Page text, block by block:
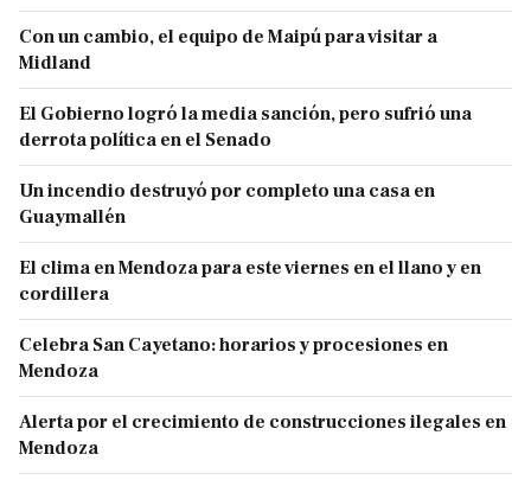
Con un cambio, el equipo de Maipú para visitar a
Midland
El Gobierno logró la media sanción, pero sufrió una
derrota política en el Senado
Un incendio destruyó por completo una casa en
Guaymallén
El clima en Mendoza para este viernes en el llano y en
cordillera
Celebra San Cayetano: horarios y procesiones en
Mendoza
Alerta por el crecimiento de construcciones ilegales en
Mendoza